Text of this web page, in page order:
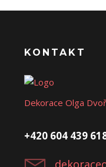
KONTAKT
Dekorace Olga
+420 604 439